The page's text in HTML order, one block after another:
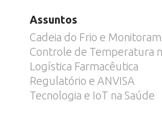
Assuntos
Cadeia do Frio e
Controle de Temperatura
Logística Farmacêutica
Regulatório e ANVISA
Tecnologia e IoT na Saúde